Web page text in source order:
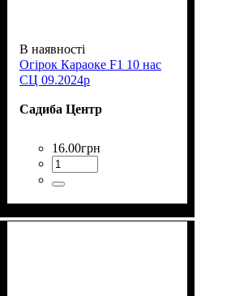
В наявності
Огірок Караоке F1 10 нас
СЦ 09.2024р
Садиба Центр
16.00грн